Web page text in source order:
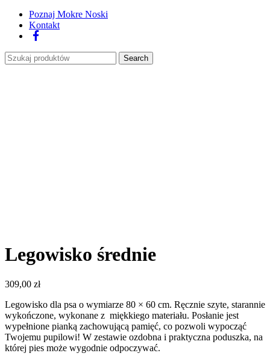
Poznaj Mokre Noski
Kontakt
Search
Legowisko średnie
309,00 zł
Legowisko dla psa o wymiarze 80 × 60 cm. Ręcznie szyte, starannie
wykończone, wykonane z miękkiego materiału. Posłanie jest
wypełnione pianką zachowującą pamięć, co pozwoli wypocząć
Twojemu pupilowi! W zestawie ozdobna i praktyczna poduszka, na
której pies może wygodnie odpoczywać.